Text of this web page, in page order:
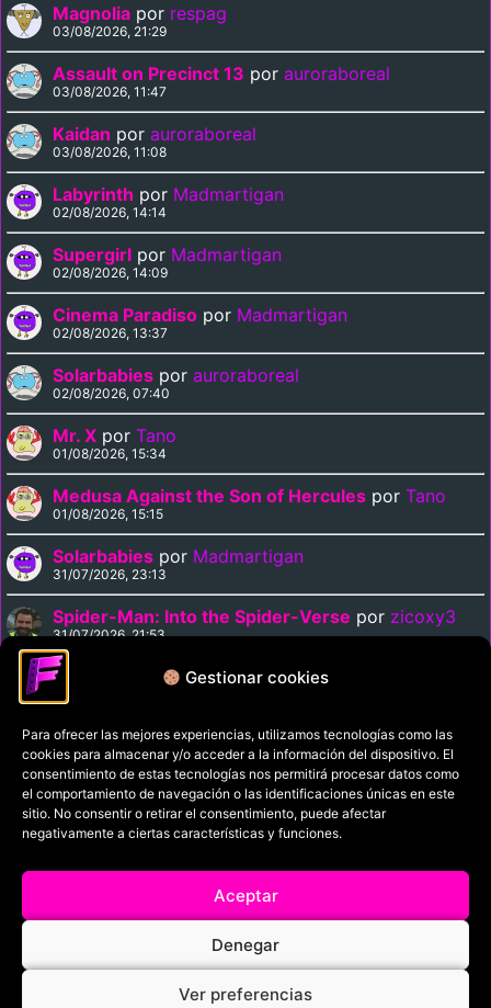
Gestionar cookies
Para ofrecer las mejores experiencias, utilizamos tecnologías como las
cookies para almacenar y/o acceder a la información del dispositivo. El
consentimiento de estas tecnologías nos permitirá procesar datos como
el comportamiento de navegación o las identificaciones únicas en este
sitio. No consentir o retirar el consentimiento, puede afectar
negativamente a ciertas características y funciones.
Aceptar
Denegar
Ver preferencias
Magnolia por respag
03/08/2026, 21:29
Assault on Precinct 13 por auroraboreal
03/08/2026, 11:47
Kaidan por auroraboreal
03/08/2026, 11:08
Labyrinth por Madmartigan
02/08/2026, 14:14
Supergirl por Madmartigan
02/08/2026, 14:09
Cinema Paradiso por Madmartigan
02/08/2026, 13:37
Solarbabies por auroraboreal
02/08/2026, 07:40
Mr. X por Tano
01/08/2026, 15:34
Medusa Against the Son of Hercules por Tano
01/08/2026, 15:15
Solarbabies por Madmartigan
31/07/2026, 23:13
Spider-Man: Into the Spider-Verse por zicoxy3
31/07/2026, 21:53
Arrival zicoxy3
Política de privacidad
Términos y condiciones
Política de cookies
Aviso Legal
Filmaniak (2026)
© All rights reserved
RRSS